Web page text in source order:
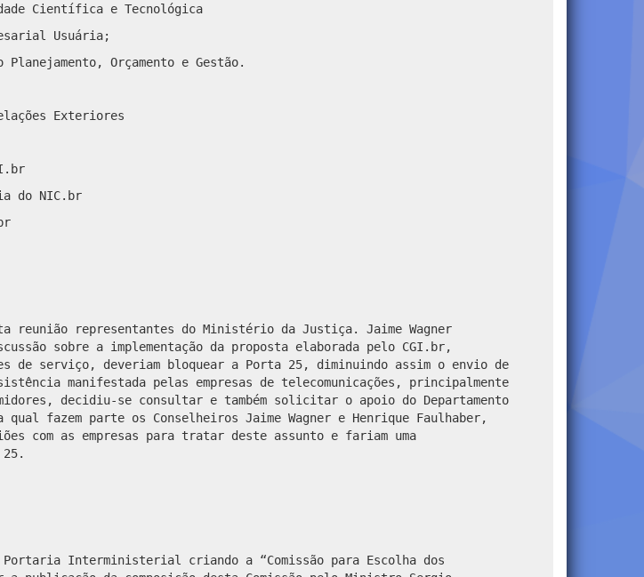
Científica e Tecnológica
Usuária;
Orçamento e Gestão.
Exteriores
do NIC.br
reunião representantes do Ministério da Justiça. Jaime Wagner
sobre a implementação da proposta elaborada pelo CGI.br,
de serviço, deveriam bloquear a Porta 25, diminuindo assim o envio de
manifestada pelas empresas de telecomunicações, principalmente
decidiu-se consultar e também solicitar o apoio do Departamento
qual fazem parte os Conselheiros Jaime Wagner e Henrique Faulhaber,
com as empresas para tratar deste assunto e fariam uma
Portaria Interministerial criando a “Comissão para Escolha dos